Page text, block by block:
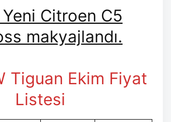
Citroen C5
makyajlandı.
Tiguan Ekim Fiyat
Listesi